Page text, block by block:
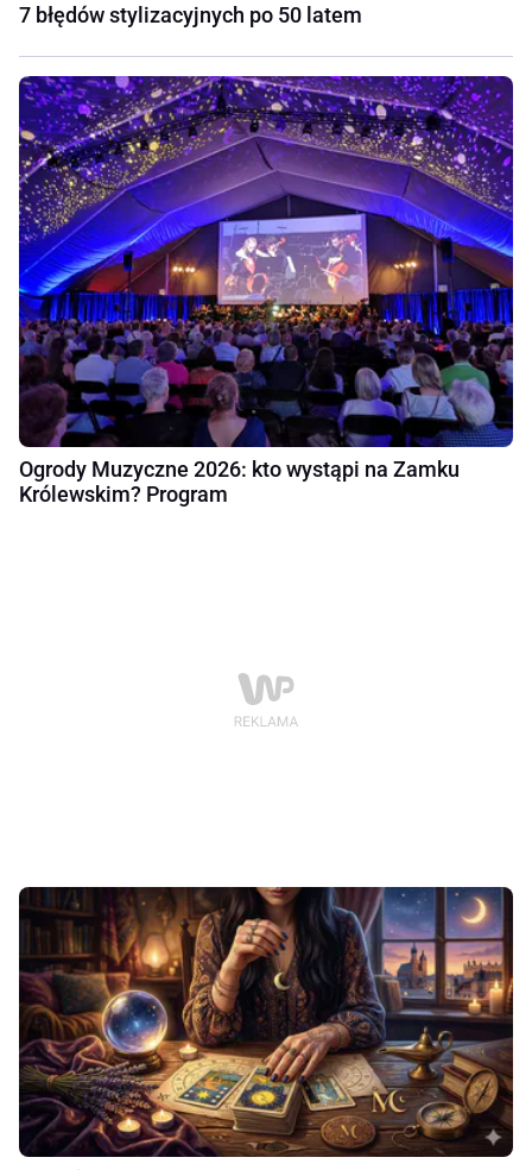
7 błędów stylizacyjnych po 50 latem
Ogrody Muzyczne 2026: kto wystąpi na Zamku
Królewskim? Program